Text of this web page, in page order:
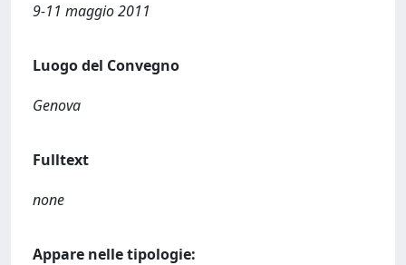
9-11 maggio 2011
Luogo del Convegno
Genova
Fulltext
none
Appare nelle tipologie: